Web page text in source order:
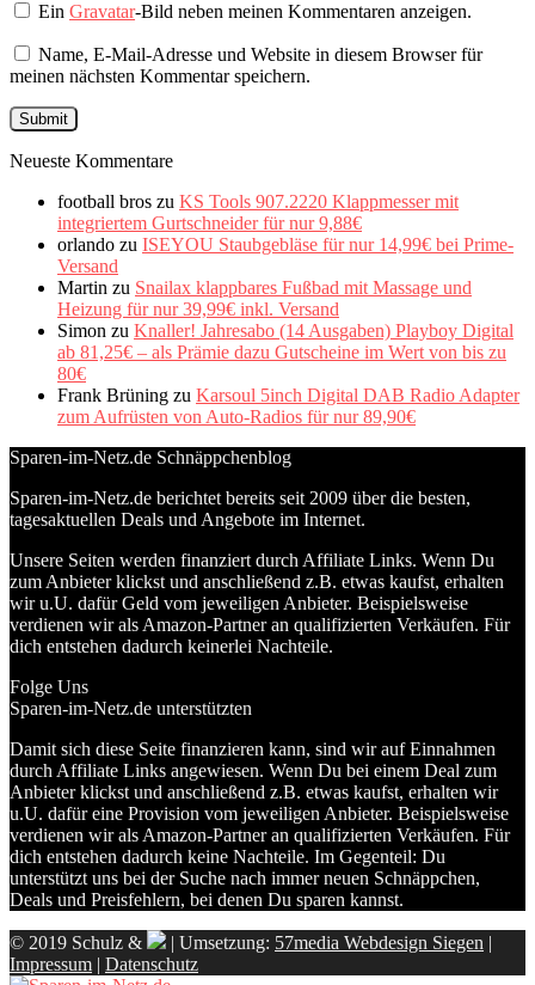
EinGravatar-Bild neben meinen Kommentaren anzeigen.
Name, E-Mail-Adresse und Website in diesem Browser für
meinen nächsten Kommentar speichern.
Neueste Kommentare
football bros zu KS Tools 907.2220 Klappmesser mit
integriertem Gurtschneider für nur 9,88€
orlando zu ISEYOU Staubgebläse für nur 14,99€ bei Prime-
Versand
Martin zu Snailax klappbares Fußbad mit Massage und
Heizung für nur 39,99€ inkl. Versand
Simon zu Knaller! Jahresabo (14 Ausgaben) Playboy Digital
ab 81,25€ – als Prämie dazu Gutscheine im Wert von bis zu
80€
Frank Brüning zu Karsoul 5inch Digital DAB Radio Adapter
zum Aufrüsten von Auto-Radios für nur 89,90€
Sparen-im-Netz.de Schnäppchenblog
Sparen-im-Netz.de berichtet bereits seit 2009 über die besten,
tagesaktuellen Deals und Angebote im Internet.
Unsere Seiten werden finanziert durch Affiliate Links. Wenn Du
zum Anbieter klickst und anschließend z.B. etwas kaufst, erhalten
wir u.U. dafür Geld vom jeweiligen Anbieter. Beispielsweise
verdienen wir als Amazon-Partner an qualifizierten Verkäufen. Für
dich entstehen dadurch keinerlei Nachteile.
Folge Uns
Sparen-im-Netz.de unterstützten
Damit sich diese Seite finanzieren kann, sind wir auf Einnahmen
durch Affiliate Links angewiesen. Wenn Du bei einem Deal zum
Anbieter klickst und anschließend z.B. etwas kaufst, erhalten wir
u.U. dafür eine Provision vom jeweiligen Anbieter. Beispielsweise
verdienen wir als Amazon-Partner an qualifizierten Verkäufen. Für
dich entstehen dadurch keine Nachteile. Im Gegenteil: Du
unterstützt uns bei der Suche nach immer neuen Schnäppchen,
Deals und Preisfehlern, bei denen Du sparen kannst.
© 2019 Schulz & | Umsetzung: 57media Webdesign Siegen |
Impressum | Datenschutz